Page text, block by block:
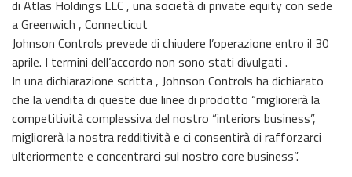
di Atlas Holdings LLC , una società di private equity con sede
a Greenwich , Connecticut
Johnson Controls prevede di chiudere l’operazione entro il 30
aprile. I termini dell’accordo non sono stati divulgati .
In una dichiarazione scritta , Johnson Controls ha dichiarato
che la vendita di queste due linee di prodotto “migliorerà la
competitività complessiva del nostro “interiors business”,
migliorerà la nostra redditività e ci consentirà di rafforzarci
ulteriormente e concentrarci sul nostro core business”.